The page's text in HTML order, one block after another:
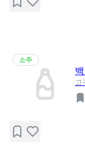
소주
고